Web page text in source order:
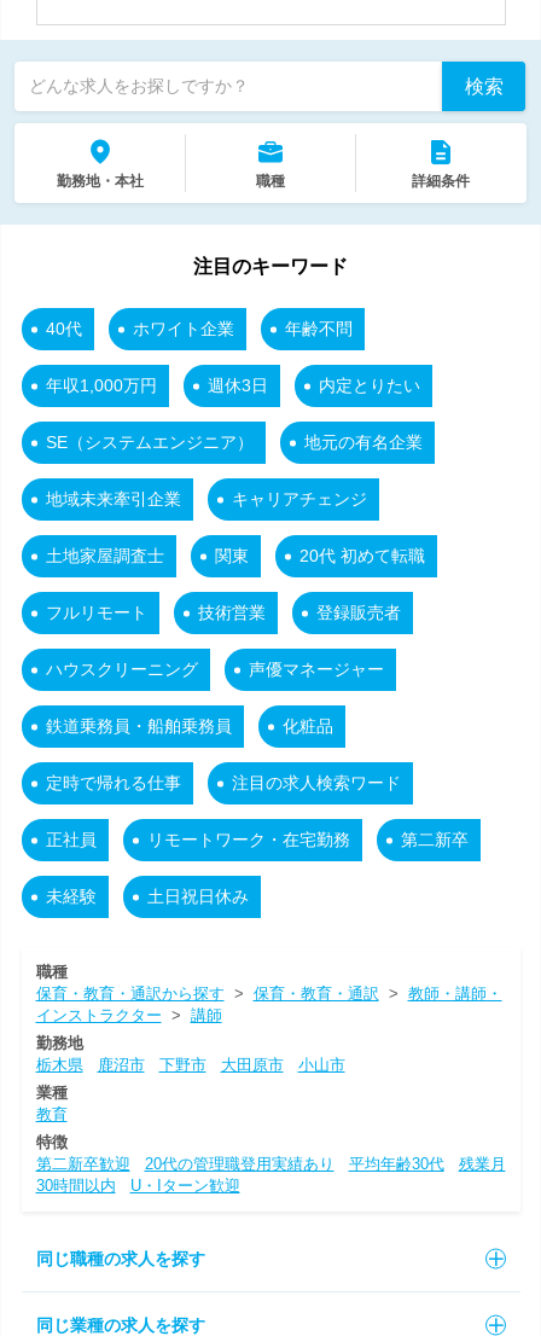
どんな求人をお探しですか？ 検索
勤務地・本社 職種 詳細条件
注目のキーワード
40代 ホワイト企業 年齢不問
年収1,000万円 週休3日 内定とりたい
SE（システムエンジニア） 地元の有名企業
地域未来牽引企業 キャリアチェンジ
土地家屋調査士 関東 20代 初めて転職
フルリモート 技術営業 登録販売者
ハウスクリーニング 声優マネージャー
鉄道乗務員・船舶乗務員 化粧品
定時で帰れる仕事 注目の求人検索ワード
正社員 リモートワーク・在宅勤務 第二新卒
未経験 土日祝日休み
職種
保育・教育・通訳から探す > 保育・教育・通訳 > 教師・講師・
インストラクター > 講師
勤務地
栃木県
鹿沼市 下野市 大田原市
小山市
業種
教育
特徴
第二新卒歓迎
20代の管理職登用実績あり 平均年齢30代
残業月
30時間以内
U・Iターン歓迎
同じ職種の求人を探す
同じ業種の求人を探す